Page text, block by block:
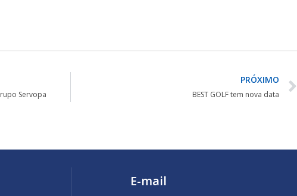
Servopa
PRÓXIMO
BEST GOLF tem nova data
E-mail